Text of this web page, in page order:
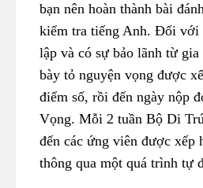
bạn nên hoàn thành bài
kiểm tra tiếng Anh. Đối với
lập và có sự bảo lãnh từ
bày tỏ nguyện vọng được
điểm số, rồi đến ngày nộp
Vọng. Mỗi 2 tuần Bộ Di
đến các ứng viên được xếp
thông qua một quá trình tự